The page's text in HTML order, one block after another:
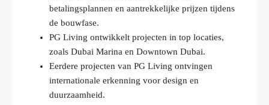
betalingsplannen en aantrekkelijke prijzen tijdens
de bouwfase.
PG Living ontwikkelt projecten in top locaties,
zoals Dubai Marina en Downtown Dubai.
Eerdere projecten van PG Living ontvingen
internationale erkenning voor design en
duurzaamheid.